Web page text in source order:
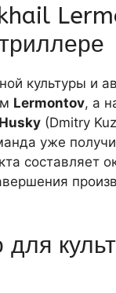
культуры и
Lermontov, а
Husky (Dmitry
уже
составляет